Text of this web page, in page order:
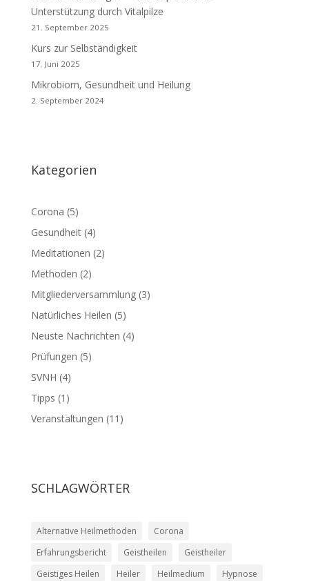
Unterstützung durch Vitalpilze
21. September 2025
Kurs zur Selbständigkeit
17. Juni 2025
Mikrobiom, Gesundheit und Heilung
2. September 2024
Kategorien
Corona (5)
Gesundheit(4)
Meditationen (2)
Methoden (2)
Mitgliederversammlung(3)
Natürliches Heilen (5)
Neuste Nachrichten (4)
Prüfungen (5)
SVNH (4)
Tipps (1)
Veranstaltungen (11)
SCHLAGWÖRTER
Alternative Heilmethoden
Corona
Erfahrungsbericht
Geistheilen
Geistheiler
Geistiges Heilen
Heiler Heilmedium
Hypnose